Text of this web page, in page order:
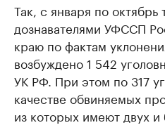
Так, с января по октябрь
дознавателями УФССП
краю по фактам
возбуждено 1 542
УК РФ. При этом по 317
качестве обвиняемых
из которых имеют двух и